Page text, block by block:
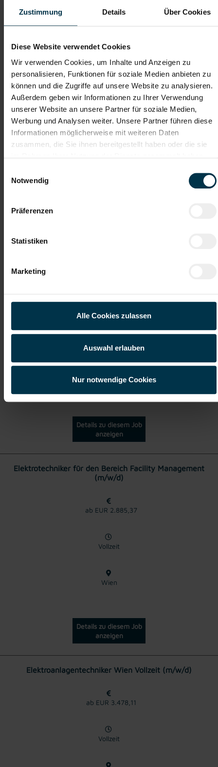
Zustimmung Details Über Cookies
Diese Website verwendet Cookies
Wir verwenden Cookies, um Inhalte und Anzeigen zu
personalisieren, Funktionen für soziale Medien anbieten zu
können und die Zugriffe auf unsere Website zu analysieren.
Außerdem geben wir Informationen zu Ihrer Verwendung
unserer Website an unsere Partner für soziale Medien,
Werbung und Analysen weiter. Unsere Partner führen diese
Informationen möglicherweise mit weiteren Daten
zusammen, die Sie ihnen bereitgestellt haben oder die sie
Notwendig
Präferenzen
Statistiken
Marketing
Alle Cookies zulassen
Auswahl erlauben
Nur notwendige Cookies
Hinter jedem Erfolg steckt ein Talent.
Wünschen unserer Bewerber*innen entspricht und sie auf ihren
Karriereweg zu begleiten.
Mit nur einer Bewerbung bekommt man bei uns Zugang zu
zahlreichen Jobangeboten in verschiedenen Branchen und
Bereichen. Jetzt bewerben und Traumjob finden! Wir freuen
uns auf ein Kennenlernen!
Karriere-Coaching mit der
Zahlreiche Stellenangebote
Fairnessabkommen
Instandhaltungstechniker Wien Vollzeit (m/w/d)
Vollzeit
Wien
Details zu diesem Job
anzeigen
Elektrotechniker für den Bereich Facility Management
(m/w/d)
ab EUR 2.885,37
Vollzeit
Wien
Details zu diesem Job
anzeigen
Elektroanlagentechniker Wien Vollzeit (m/w/d)
ab EUR 3.478,11
Vollzeit